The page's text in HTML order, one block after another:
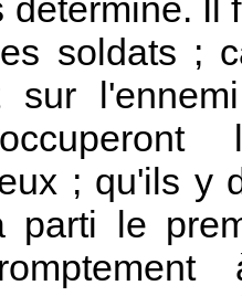
déterminé. Il
soldats ;
sur
; qu'ils y
parti le